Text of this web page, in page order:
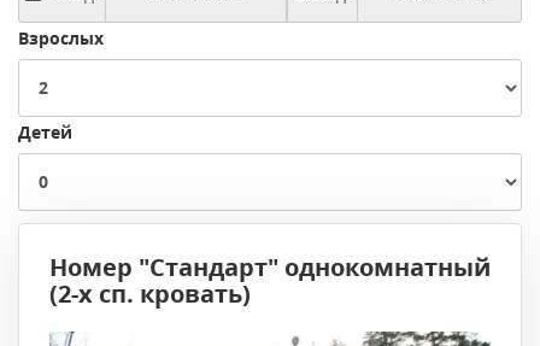
Взрослых
Детей
Номер "Стандарт" однокомнатный
(2-х сп. кровать)